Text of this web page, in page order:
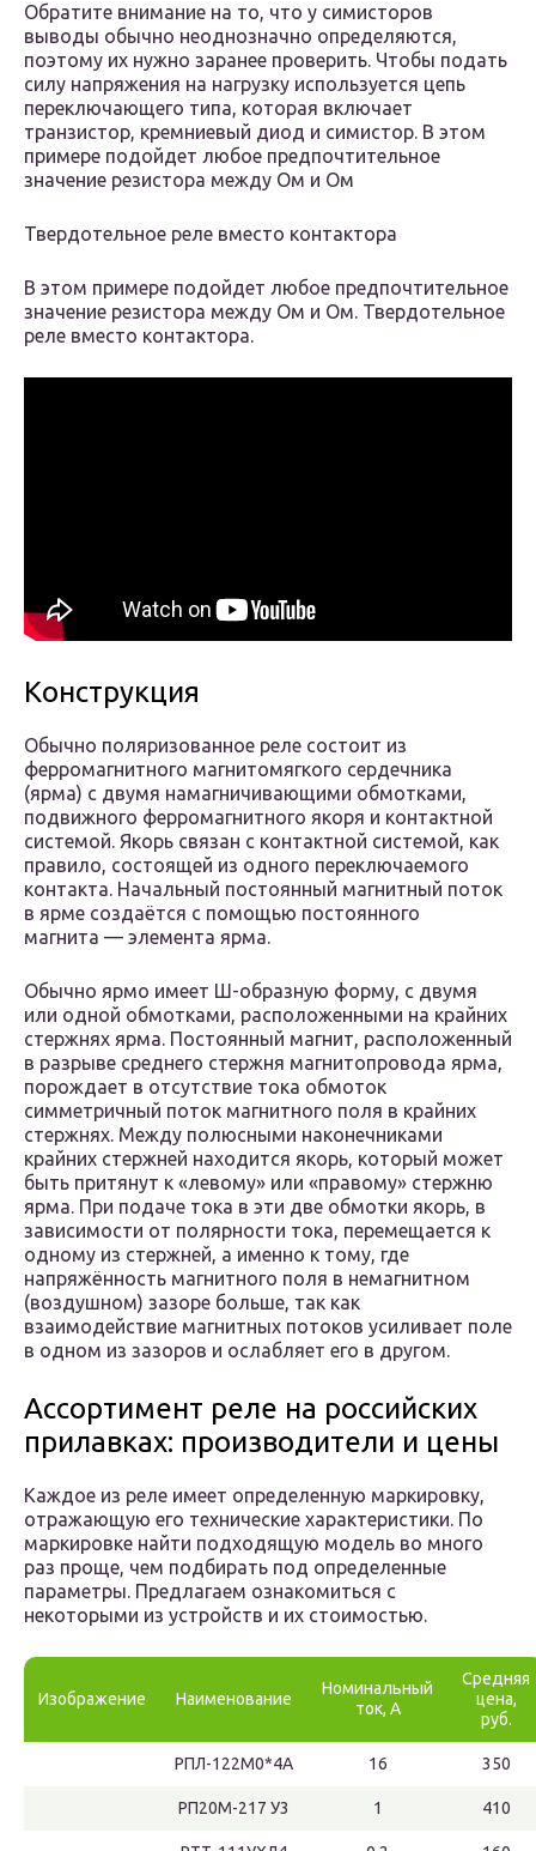
Обратите внимание на то, что у симисторов
выводы обычно неоднозначно определяются,
поэтому их нужно заранее проверить. Чтобы подать
силу напряжения на нагрузку используется цепь
переключающего типа, которая включает
транзистор, кремниевый диод и симистор. В этом
примере подойдет любое предпочтительное
значение резистора между Ом и Ом
Твердотельное реле вместо контактора
В этом примере подойдет любое предпочтительное
значение резистора между Ом и Ом. Твердотельное
реле вместо контактора.
Конструкция
Обычно поляризованное реле состоит из
ферромагнитного магнитомягкого сердечника
(ярма) с двумя намагничивающими обмотками,
подвижного ферромагнитного якоря и контактной
системой. Якорь связан с контактной системой, как
правило, состоящей из одного переключаемого
контакта. Начальный постоянный магнитный поток
в ярме создаётся с помощью постоянного
магнита — элемента ярма.
Обычно ярмо имеет Ш-образную форму, с двумя
или одной обмотками, расположенными на крайних
стержнях ярма. Постоянный магнит, расположенный
в разрыве среднего стержня магнитопровода ярма,
порождает в отсутствие тока обмоток
симметричный поток магнитного поля в крайних
стержнях. Между полюсными наконечниками
крайних стержней находится якорь, который может
быть притянут к «левому» или «правому» стержню
ярма. При подаче тока в эти две обмотки якорь, в
зависимости от полярности тока, перемещается к
одному из стержней, а именно к тому, где
напряжённость магнитного поля в немагнитном
(воздушном) зазоре больше, так как
взаимодействие магнитных потоков усиливает поле
в одном из зазоров и ослабляет его в другом.
Ассортимент реле на российских
прилавках: производители и цены
Каждое из реле имеет определенную маркировку,
отражающую его технические характеристики. По
маркировке найти подходящую модель во много
раз проще, чем подбирать под определенные
параметры. Предлагаем ознакомиться с
некоторыми из устройств и их стоимостью.
Изображение Наименование
Номинальный
ток, А
Средняя
цена,
руб.
РПЛ-122М0*4А 16 350
РП20М-217 У3 1 410